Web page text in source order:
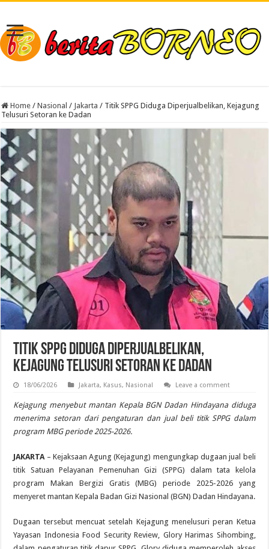
Home / Nasional / Jakarta / Titik SPPG Diduga Diperjualbelikan, Kejagung
Telusuri Setoran ke Dadan
Titik SPPG Diduga Diperjualbelikan,
Kejagung Telusuri Setoran ke Dadan
18/06/2026 Jakarta, Kasus, Nasional Leave a comment
Kejagung menyebut mantan Kepala BGN Dadan Hindayana diduga
menerima setoran dari pengaturan dan jual beli titik SPPG dalam
program MBG periode 2025-2026.
JAKARTA – Kejaksaan Agung (Kejagung) mengungkap dugaan jual beli
titik Satuan Pelayanan Pemenuhan Gizi (SPPG) dalam tata kelola
program Makan Bergizi Gratis (MBG) periode 2025-2026 yang
menyeret mantan Kepala Badan Gizi Nasional (BGN) Dadan Hindayana.
Dugaan tersebut mencuat setelah Kejagung menelusuri peran Ketua
Yayasan Indonesia Food Security Review, Glory Harimas Sihombing,